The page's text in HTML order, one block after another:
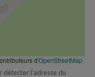
d'OpenStreetMap
détecter l'adresse du